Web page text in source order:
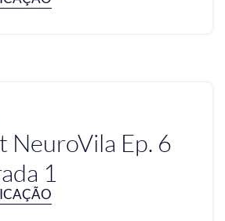
NeuroVila Ep. 6
1